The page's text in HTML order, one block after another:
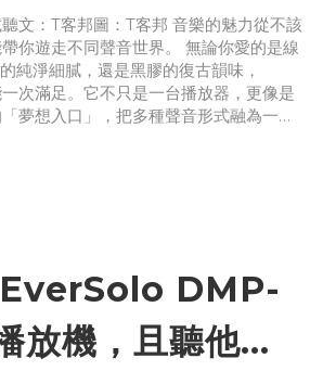
響夢從此沒有距
聽文：T客邦圖：T客邦 音樂的魅力從不該
你遊走不同聲音世界。 無論你愛的是線
純淨細膩，還是黑膠的復古韻味，
次滿足。它不只是一台播放器，更像是
夢想入口」，把多種聲音形式融為一
響展上，Eversolo Play 以其創新的
音響界最受矚目的新品之一。它巧妙
EverSolo DMP-
放機，且聽他笑